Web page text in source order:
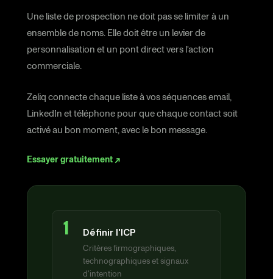
Une liste de prospection ne doit pas se limiter à un
ensemble de noms. Elle doit être un levier de
personnalisation et un pont direct vers l'action
commerciale.
Zeliq connecte chaque liste à vos séquences email,
LinkedIn et téléphone pour que chaque contact soit
activé au bon moment, avec le bon message.
Essayer gratuitement ↗
1 Définir l'ICP
Critères firmographiques,
technographiques et signaux
d'intention